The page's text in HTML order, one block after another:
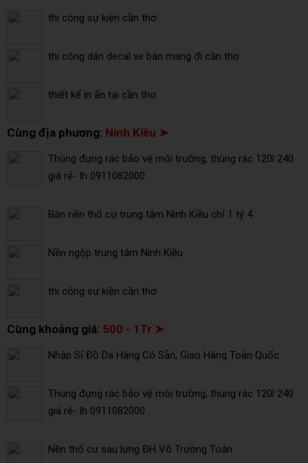
thi công sự kiện cần thơ
thi công dán decal xe bán mang đi cần thơ
thiết kế in ấn tại cần thơ
Cùng địa phương: Ninh Kiều ➤
Thùng đựng rác bảo vệ môi trường, thùng rác 120l 240
giá rẻ- lh 0911082000
Bán nền thổ cư trung tâm Ninh Kiều chỉ 1 tỷ 4
Nền ngộp trung tâm Ninh Kiều
thi công sự kiện cần thơ
Cùng khoảng giá: 500 - 1Tr ➤
Nhập Sỉ Đồ Da Hàng Có Sẵn, Giao Hàng Toàn Quốc
Thùng đựng rác bảo vệ môi trường, thùng rác 120l 240
giá rẻ- lh 0911082000
Nền thổ cư sau lưng ĐH Võ Trường Toán